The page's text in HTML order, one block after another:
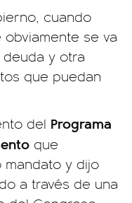
cuando
se va
y otra
que puedan
del Programa
que
mandato y dijo
a través de una